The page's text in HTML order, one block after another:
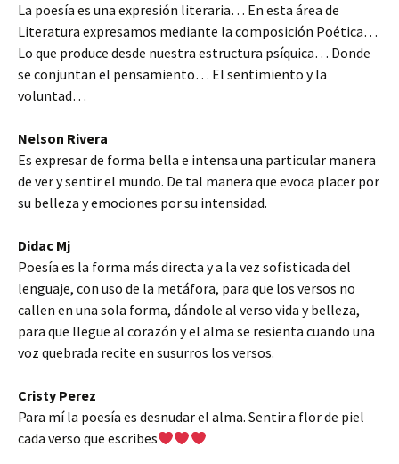
La poesía es una expresión literaria… En esta área de
Literatura expresamos mediante la composición Poética…
Lo que produce desde nuestra estructura psíquica… Donde
se conjuntan el pensamiento… El sentimiento y la
voluntad…
Nelson Rivera
Es expresar de forma bella e intensa una particular manera
de ver y sentir el mundo. De tal manera que evoca placer por
su belleza y emociones por su intensidad.
Didac Mj
Poesía es la forma más directa y a la vez sofisticada del
lenguaje, con uso de la metáfora, para que los versos no
callen en una sola forma, dándole al verso vida y belleza,
para que llegue al corazón y el alma se resienta cuando una
voz quebrada recite en susurros los versos.
Cristy Perez
Para mí la poesía es desnudar el alma. Sentir a flor de piel
cada verso que escribes